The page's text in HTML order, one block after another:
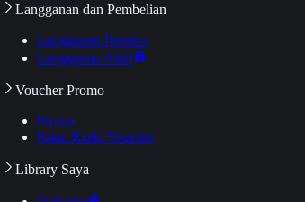
Langganan dan Pembelian
Langganan Premier
Langganan Aktif
Voucher Promo
Promo
Pakai Kode Voucher
Library Saya